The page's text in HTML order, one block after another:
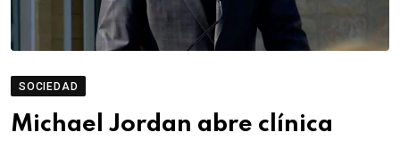
SOCIEDAD
Michael Jordan abre clínica